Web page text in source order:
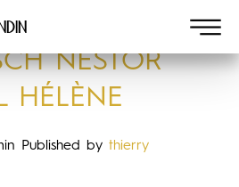
NESTOR
HÉLÈNE
Published by thierry